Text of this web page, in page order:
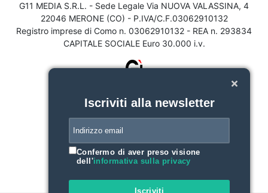
G11 MEDIA S.R.L. - Sede Legale Via NUOVA VALASSINA, 4
22046 MERONE (CO) - P.IVA/C.F.03062910132
Registro imprese di Como n. 03062910132 - REA n. 293834
CAPITALE SOCIALE Euro 30.000 i.v.
Iscriviti alla newsletter
Confermo di aver preso visione
dell'informativa sulla privacy
Iscriviti